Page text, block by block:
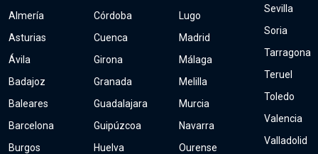
Almería
Asturias
Ávila
Badajoz
Baleares
Barcelona
Burgos
Córdoba
Cuenca
Girona
Granada
Guadalajara
Guipúzcoa
Huelva
Lugo
Madrid
Málaga
Melilla
Murcia
Navarra
Ourense
Sevilla
Soria
Tarragona
Teruel
Toledo
Valencia
Valladolid